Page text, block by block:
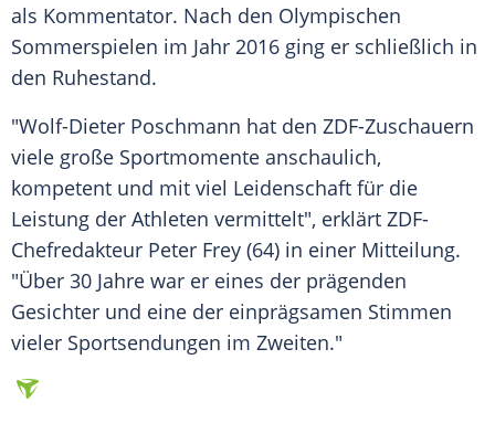
als Kommentator. Nach den Olympischen
Sommerspielen im Jahr 2016 ging er schließlich in
den Ruhestand.
"Wolf-Dieter Poschmann hat den ZDF-Zuschauern
viele große Sportmomente anschaulich,
kompetent und mit viel Leidenschaft für die
Leistung der Athleten vermittelt", erklärt ZDF-
Chefredakteur Peter Frey (64) in einer Mitteilung.
"Über 30 Jahre war er eines der prägenden
Gesichter und eine der einprägsamen Stimmen
vieler Sportsendungen im Zweiten."